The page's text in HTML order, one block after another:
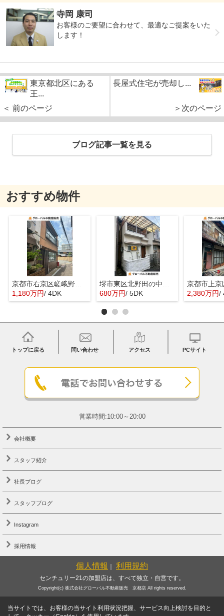
寺岡 康司
お客様のご要望に合わせて、最適なご提案をいた
します！
東京都北区にある
王...
＜ 前のページ
長屋式住宅が売却し...
＞次のページ
ブログ記事一覧を見る
おすすめ物件
京都市右京区嵯峨野宮ノ元町の中古一戸建
1,180万円/ 4DK
680万円/ 5DK 2,380万円/
トップに戻る 問い合わせ アクセス PCサイト
営業時間:10:00～20:00
会社概要
スタッフ紹介
社長ブログ
スタッフブログ
Instagram
採用情報
個人情報 利用規約
センチュリー21の加盟店は、すべて独立・自営です。
Copyright(c) 株式会社グローバル不動産販売 京都店 All rights reserved.
当サイトでは、お客様の当サイト利用状況把握、サービス向上検討を目的と